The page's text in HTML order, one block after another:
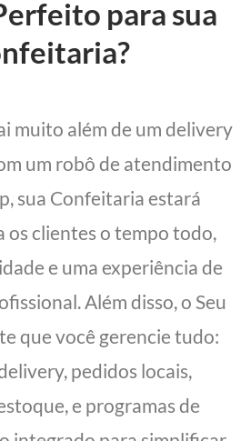
para sua
muito além de um delivery
um robô de atendimento
sua Confeitaria estará
os clientes o tempo todo,
e uma experiência de
Além disso, o Seu
que você gerencie tudo:
pedidos locais,
e programas de